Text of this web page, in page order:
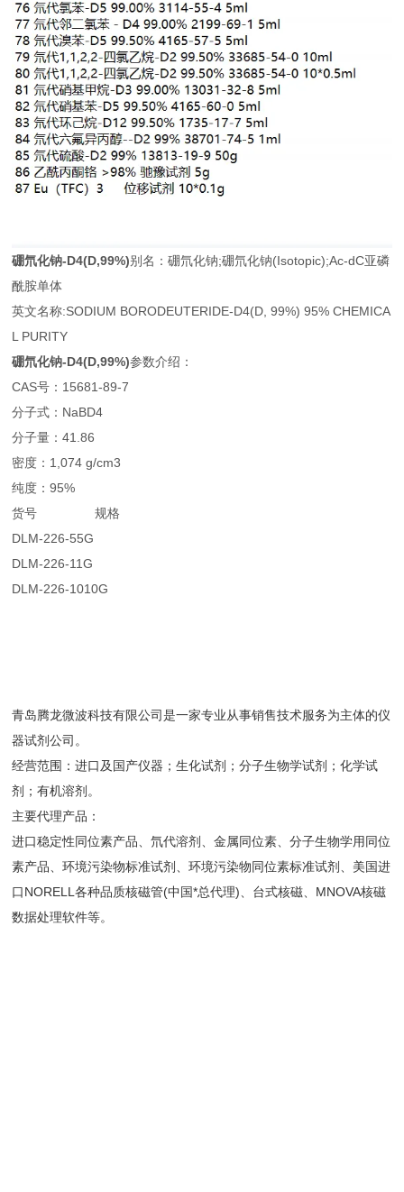
硼氘化钠-D4(D,99%)别名：硼氘化钠;硼氘化钠(Isotopic);Ac-dC亚磷
酰胺单体
英文名称:SODIUM BORODEUTERIDE-D4(D, 99%) 95% CHEMICA
L PURITY
硼氘化钠-D4(D,99%)参数介绍：
CAS号：15681-89-7
分子式：NaBD4
分子量：41.86
密度：1,074 g/cm3
纯度：95%
货号 规格
DLM-226-55G
DLM-226-11G
DLM-226-1010G
青岛腾龙微波科技有限公司是一家专业从事销售技术服务为主体的仪
器试剂公司。
经营范围：进口及国产仪器；生化试剂；分子生物学试剂；化学试
剂；有机溶剂。
主要代理产品：
进口稳定性同位素产品、氘代溶剂、金属同位素、分子生物学用同位
素产品、环境污染物标准试剂、环境污染物同位素标准试剂、美国进
口NORELL各种品质核磁管(中国*总代理)、台式核磁、MNOVA核磁
数据处理软件等。